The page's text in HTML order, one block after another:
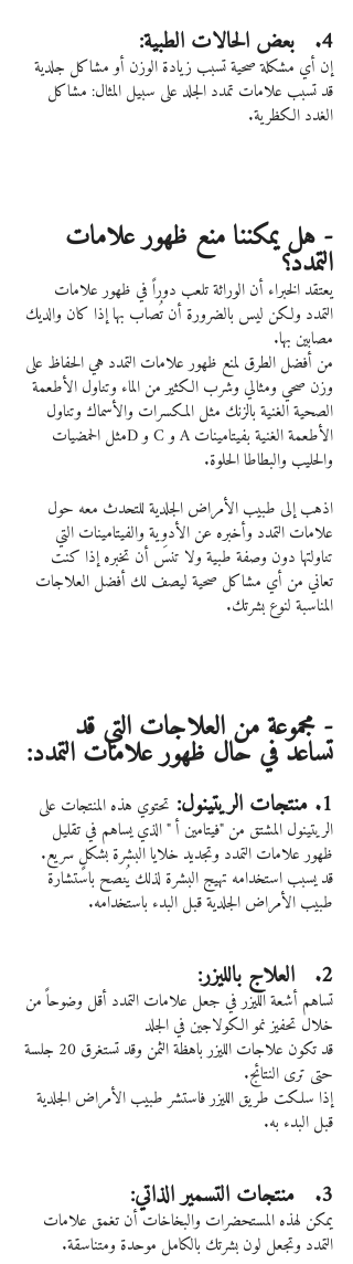
4.   بعض الحالات الطبية:
إن أي مشكلة صحية تسبب زيادة الوزن أو مشاكل جلدية
قد تسبب علامات تمدد الجلد على سبيل المثال: مشاكل
الغدد الكظرية.
- هل يمكننا منع ظهور علامات
التمدد؟
يعتقد الخبراء أن الوراثة تلعب دوراً في ظهور علامات
التمدد ولكن ليس بالضرورة أن تُصاب بها إذا كان والديك
مصابين بها.
من أفضل الطرق لمنع ظهور علامات التمدد هي الحفاظ على
وزن صحي ومثالي وشرب الكثير من الماء وتناول الأطعمة
الصحية الغنية بالزنك مثل المكسرات والأسماك وتناول
الأطعمة الغنية بفيتامينات A و C و Dمثل الحمضيات
والحليب والبطاطا الحلوة.
اذهب إلى طبيب الأمراض الجلدية للتحدث معه حول
علامات التمدد وأخبره عن الأدوية والفيتامينات التي
تناولتها دون وصفة طبية ولا تنسَ أن تخبره إذا كنت
تعاني من أي مشاكل صحية ليصف لك أفضل العلاجات
المناسبة لنوع بشرتك.
- مجموعة من العلاجات التي قد
تساعد في حال ظهور علامات التمدد:
1. منتجات الريتينول: تحتوي هذه المنتجات على
الريتينول المشتق من "فيتامين أ " الذي يساهم في تقليل
ظهور علامات التمدد وتجديد خلايا البشرة بشكلٍ سريع.
قد يسبب استخدامه تهيج البشرة لذلك يُنصح باستشارة
طبيب الأمراض الجلدية قبل البدء باستخدامه.
2.   العلاج بالليزر:
تساهم أشعة الليزر في جعل علامات التمدد أقل وضوحاً من
خلال تحفيز نمو الكولاجين في الجلد
قد تكون علاجات الليزر باهظة الثمن وقد تستغرق 20 جلسة
حتى ترى النتائج.
إذا سلكت طريق الليزر فاستشر طبيب الأمراض الجلدية
قبل البدء به.
3.   منتجات التسمير الذاتي:
يمكن لهذه المستحضرات والبخاخات أن تغمق علامات
التمدد وتجعل لون بشرتك بالكامل موحدة ومتناسقة.